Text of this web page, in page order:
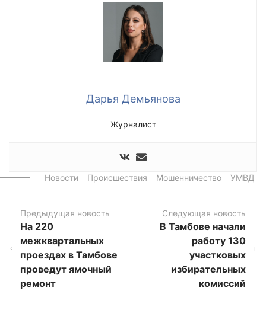
Дарья Демьянова
Журналист
Новости Происшествия Мошенничество УМВД
Предыдущая новость
На 220
межквартальных
проездах в Тамбове
проведут ямочный
ремонт
Следующая новость
В Тамбове начали
работу 130
участковых
избирательных
комиссий